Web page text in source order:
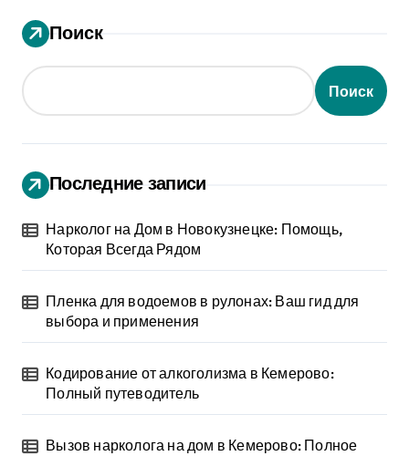
Поиск
Поиск
Последние записи
Нарколог на Дом в Новокузнецке: Помощь,
Которая Всегда Рядом
Пленка для водоемов в рулонах: Ваш гид для
выбора и применения
Кодирование от алкоголизма в Кемерово:
Полный путеводитель
Вызов нарколога на дом в Кемерово: Полное